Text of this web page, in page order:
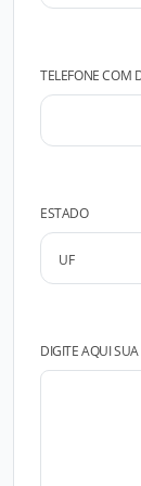
TELEFONE COM
ESTADO
DIGITE AQUI